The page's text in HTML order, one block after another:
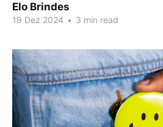
Elo Brindes
19 Dez 2024 • 3 min read